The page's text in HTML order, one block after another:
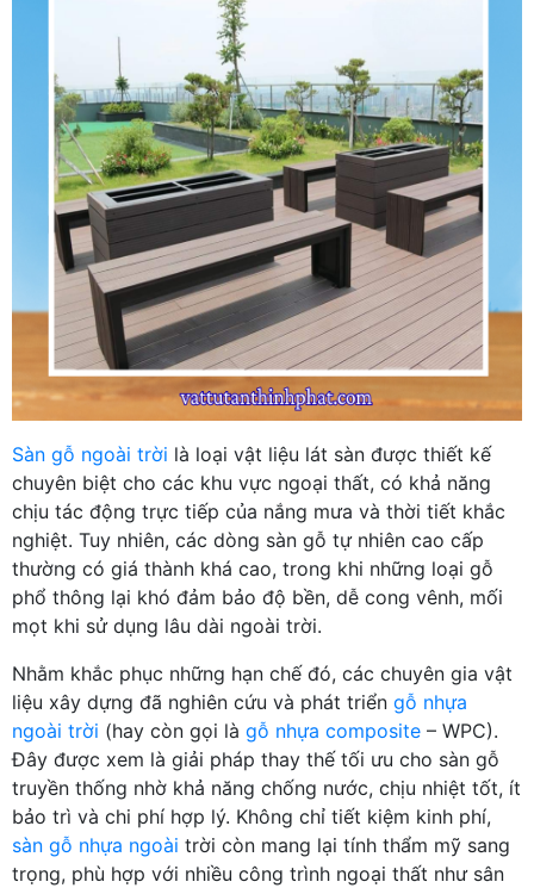
Sàn gỗ ngoài trời là loại vật liệu lát sàn được thiết kế
chuyên biệt cho các khu vực ngoại thất, có khả năng
chịu tác động trực tiếp của nắng mưa và thời tiết khắc
nghiệt. Tuy nhiên, các dòng sàn gỗ tự nhiên cao cấp
thường có giá thành khá cao, trong khi những loại gỗ
phổ thông lại khó đảm bảo độ bền, dễ cong vênh, mối
mọt khi sử dụng lâu dài ngoài trời.
Nhằm khắc phục những hạn chế đó, các chuyên gia vật
liệu xây dựng đã nghiên cứu và phát triển gỗ nhựa
ngoài trời (hay còn gọi là gỗ nhựa composite – WPC).
Đây được xem là giải pháp thay thế tối ưu cho sàn gỗ
truyền thống nhờ khả năng chống nước, chịu nhiệt tốt, ít
bảo trì và chi phí hợp lý. Không chỉ tiết kiệm kinh phí,
sàn gỗ nhựa ngoài trời còn mang lại tính thẩm mỹ sang
trọng, phù hợp với nhiều công trình ngoại thất như sân